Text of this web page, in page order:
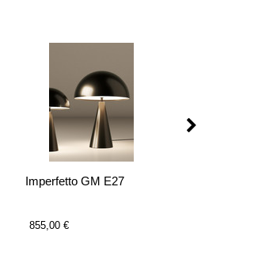
Imperfetto GM E27
855,00 €